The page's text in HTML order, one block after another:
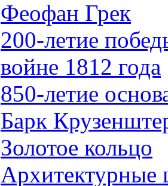
Феофан Грек
200-летие
войне 1812 года
850-летие
Барк
Золотое кольцо
Архитектурные